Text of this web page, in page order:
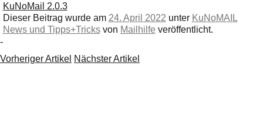
KuNoMail 2.0.3
Dieser Beitrag wurde am 24. April 2022 unter KuNoMAIL
News und Tipps+Tricks von Mailhilfe veröffentlicht.
-
Vorheriger Artikel Nächster Artikel